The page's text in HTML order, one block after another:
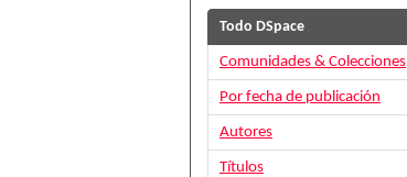
Todo DSpace
Comunidades & Colecciones
Por fecha de publicación
Autores
Títulos